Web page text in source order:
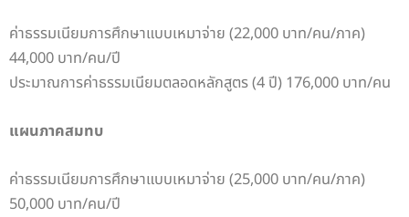
1. หมวดวิชาศึกษา
ทั่วไป เรียนไม่น้อย
กว่า 25 หน่วยกิต
ทั่วไป เรียนไม่น้อย
กว่า 25 หน่วยกิต
2.กลุ่มวิชาเลือก
ค่าธรรมเนียมการศึกษาแบบเหมาจ่าย (22,000 บาท/คน/ภาค)
44,000 บาท/คน/ปี
ประมาณการค่าธรรมเนียมตลอดหลักสูตร (4 ปี) 176,000 บาท/คน
แผนภาคสมทบ
ค่าธรรมเนียมการศึกษาแบบเหมาจ่าย (25,000 บาท/คน/ภาค)
50,000 บาท/คน/ปี